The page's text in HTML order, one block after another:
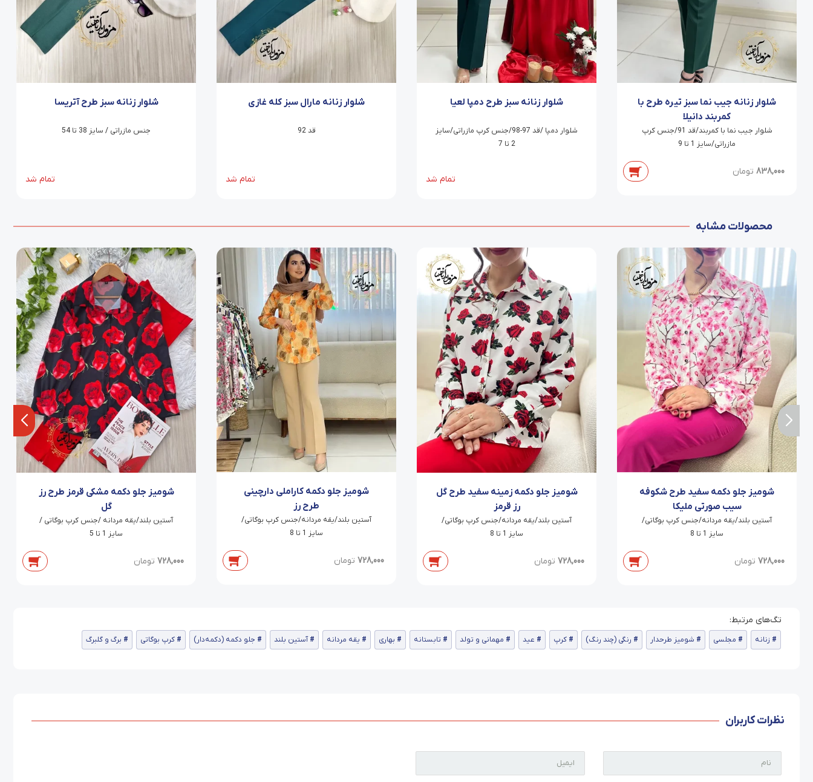
شلوار زنانه جیب نما سبز تیره طرح با
کمربند دانیلا
شلوار جیب نما با کمربند/قد 91/جنس کرپ
مازراتی/سایز 1 تا 9
838,000 تومان
شلوار زنانه سبز طرح دمپا لعیا
شلوار دمپا /قد 97-98/جنس کرپ مازراتی/سایز
2 تا 7
تمام شد
شلوار زنانه مارال سبز کله غازی
قد 92
تمام شد
شلوار زنانه سبز طرح آتریسا
جنس مازراتی / سایز 38 تا 54
تمام شد
محصولات مشابه
شومیز جلو دکمه سفید طرح شکوفه
سیب صورتی ملیکا
آستین بلند/یقه مردانه/جنس کرپ بوگاتی/
سایز 1 تا 8
728,000 تومان
شومیز جلو دکمه زمینه سفید طرح گل
رز قرمز
آستین بلند/یقه مردانه/جنس کرپ بوگاتی/
سایز 1 تا 8
728,000 تومان
شومیز جلو دکمه کاراملی دارچینی
طرح رز
آستین بلند/یقه مردانه/جنس کرپ بوگاتی/
سایز 1 تا 8
728,000 تومان
شومیز جلو دکمه مشکی قرمز طرح رز
گل
آستین بلند/یقه مردانه /جنس کرپ بوگاتی /
سایز 1 تا 5
728,000 تومان
زنانه مجلسی شومیز طرحدار رنگی (چند رنگ) کرپ عید مهمانی و تولد تابستانه بهاری یقه مردانه آستین بلند جلو دکمه (دکمه‌دار) کرپ بوگاتی برگ و گلبرگ
نظرات کاربران